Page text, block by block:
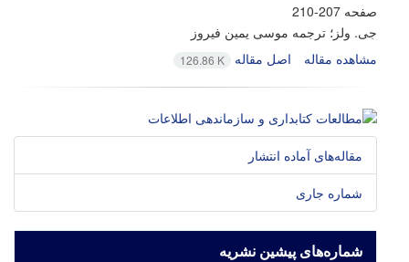
صفحه 207-210
جی. ولز؛ ترجمه موسی یمین فیروز
مشاهده مقاله
اصل مقاله 126.86 K
مقاله‌های آماده انتشار
شماره جاری
شماره‌های پیشین نشریه